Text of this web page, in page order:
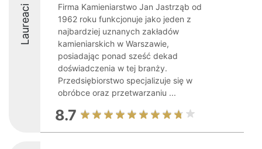
Laureaci
Firma Kamieniarstwo Jan Jastrząb od
1962 roku funkcjonuje jako jeden z
najbardziej uznanych zakładów
kamieniarskich w Warszawie,
posiadając ponad sześć dekad
doświadczenia w tej branży.
Przedsiębiorstwo specjalizuje się w
obróbce oraz przetwarzaniu ...
8.7